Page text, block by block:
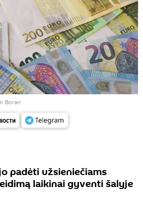
Boran
padėti užsieniečiams
laikinai gyventi šalyje